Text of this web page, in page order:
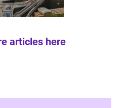
articles here